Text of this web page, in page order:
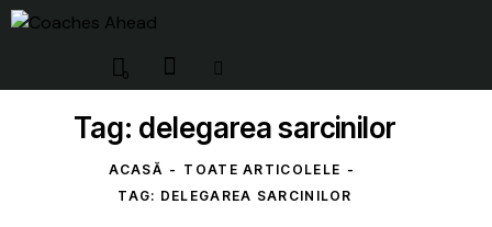
0
Tag: delegarea sarcinilor
ACASĂ
TOATE ARTICOLELE
TAG: DELEGAREA SARCINILOR